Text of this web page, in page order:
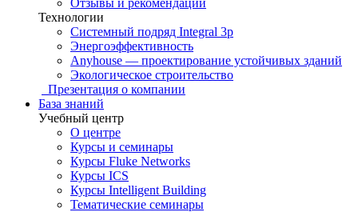
Технологии
Системный подряд Integral 3p
Энергоэффективность
Anyhouse — проектирование устойчивых зданий
Экологическое строительство
Презентация о компании
База знаний
Учебный центр
О центре
Курсы и семинары
Курсы Fluke Networks
Курсы ICS
Курсы Intelligent Building
Тематические семинары